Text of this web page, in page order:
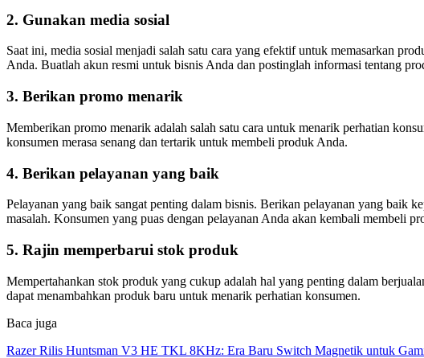
2. Gunakan media sosial
Saat ini, media sosial menjadi salah satu cara yang efektif untuk memasarkan
Anda. Buatlah akun resmi untuk bisnis Anda dan postinglah informasi tentang
3. Berikan promo menarik
Memberikan promo menarik adalah salah satu cara untuk menarik perhatian
konsumen merasa senang dan tertarik untuk membeli produk Anda.
4. Berikan pelayanan yang baik
Pelayanan yang baik sangat penting dalam bisnis. Berikan pelayanan yang baik
masalah. Konsumen yang puas dengan pelayanan Anda akan kembali membeli
5. Rajin memperbarui stok produk
Mempertahankan stok produk yang cukup adalah hal yang penting dalam
dapat menambahkan produk baru untuk menarik perhatian konsumen.
Baca juga
Razer Rilis Huntsman V3 HE TKL 8KHz: Era Baru Switch Magnetik untuk